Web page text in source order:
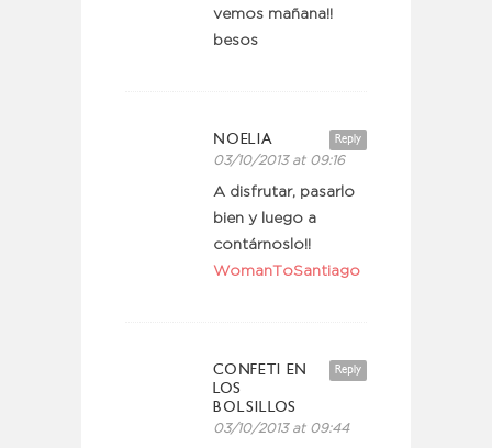
vemos mañana!!
besos
Reply
NOELIA
03/10/2013 at 09:16
A disfrutar, pasarlo
bien y luego a
contárnoslo!!
WomanToSantiago
Reply
CONFETI EN
LOS
BOLSILLOS
03/10/2013 at 09:44